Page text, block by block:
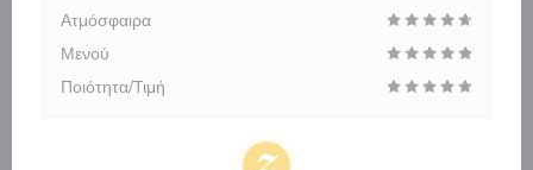
Ατμόσφαιρα
Μενού
Ποιότητα/Τιμή